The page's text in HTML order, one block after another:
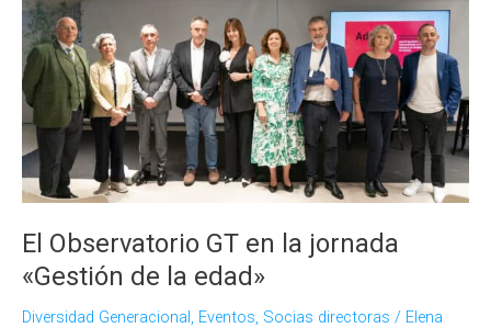
relevo
generacional,
motivos
para
prolongar
la
edad
de
El Observatorio GT en la jornada
«Gestión de la edad»
Diversidad Generacional, Eventos, Socias directoras / Elena